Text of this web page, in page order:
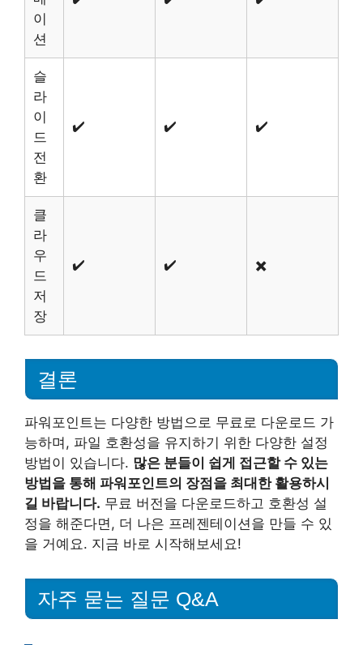
이
션
슬
라
이
드
전
환
✔️ ✔️ ✔️
클
라
우
드
저
장
✔️ ✔️ ✖️
결론
파워포인트는 다양한 방법으로 무료로 다운로드 가
능하며, 파일 호환성을 유지하기 위한 다양한 설정
방법이 있습니다. 많은 분들이 쉽게 접근할 수 있는
방법을 통해 파워포인트의 장점을 최대한 활용하시
길 바랍니다. 무료 버전을 다운로드하고 호환성 설
정을 해준다면, 더 나은 프레젠테이션을 만들 수 있
을 거예요. 지금 바로 시작해보세요!
자주 묻는 질문 Q&A